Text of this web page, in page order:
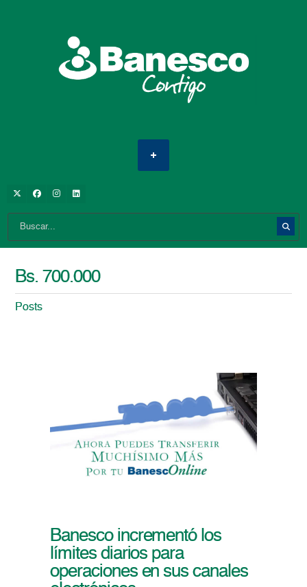
Bs. 700.000
Posts
Banesco incrementó los
límites diarios para
operaciones en sus canales